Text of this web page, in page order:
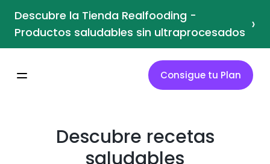
Descubre la Tienda Realfooding -
Productos saludables sin ultraprocesados ›
Consigue tu Plan
Descubre recetas
saludables